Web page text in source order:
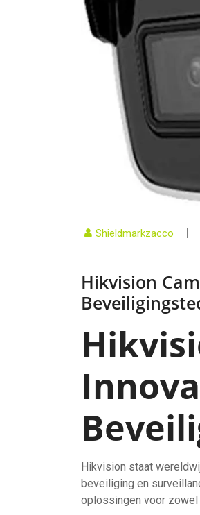
Shieldmarkzacco
Hikvision
Hikvision staat
beveiliging en
oplossingen voor